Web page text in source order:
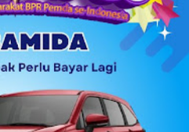
aktivis muda, seperti
dari kalangan
mantan aktivis dari organisasi
GMNI yang ikut merapat.
ini dalam rangka menyusun